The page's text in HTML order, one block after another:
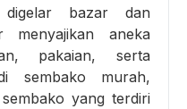
bazar dan
menyajikan aneka
pakaian, serta
sembako murah,
yang terdiri